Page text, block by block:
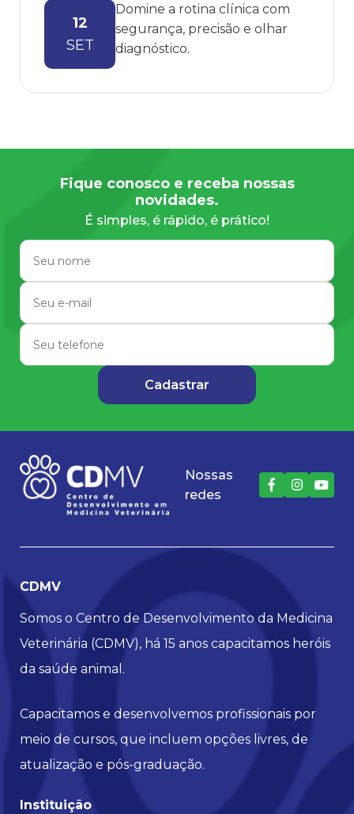
12
SET
Domine a rotina clínica com
segurança, precisão e olhar
diagnóstico.
Fique conosco e receba nossas
novidades.
É simples, é rápido, é prático!
Nossas
redes
CDMV
Somos o Centro de Desenvolvimento da Medicina
Veterinária (CDMV), há 15 anos capacitamos heróis
da saúde animal.
Capacitamos e desenvolvemos profissionais por
meio de cursos, que incluem opções livres, de
atualização e pós-graduação.
Instituição